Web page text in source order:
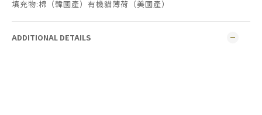
填充物:棉（韓國產）有機貓薄荷（美國產）
ADDITIONAL DETAILS